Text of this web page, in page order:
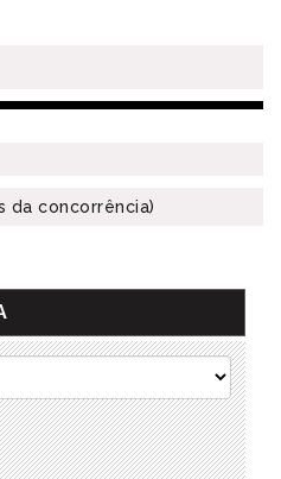
da concorrência)